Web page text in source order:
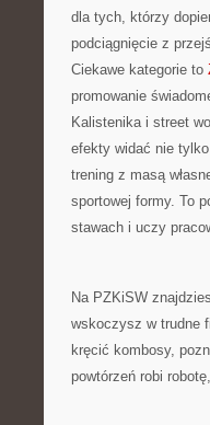
dla tych, którzy
podciągnięcie z
Ciekawe kategorie to
promowanie
Kalistenika i street
efekty widać nie
trening z masą
sportowej formy. To
stawach i uczy
Na PZKiSW
wskoczysz w trudne
kręcić kombosy,
powtórzeń robi